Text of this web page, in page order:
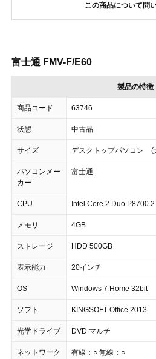
この商品について問
富士通 FMV-F/E60
製品の特徴
商品コード 63746
状態 中古品
サイズ デスクトップパソコン (
パソコンメー
カー
富士通
CPU Intel Core 2 Duo P8700
メモリ 4GB
ストレージ HDD 500GB
表示能力 20インチ
OS Windows 7 Home 32bit
ソフト KINGSOFT Office 2013
光学ドライブ DVD マルチ
ネットワーク 有線：○ 無線：○